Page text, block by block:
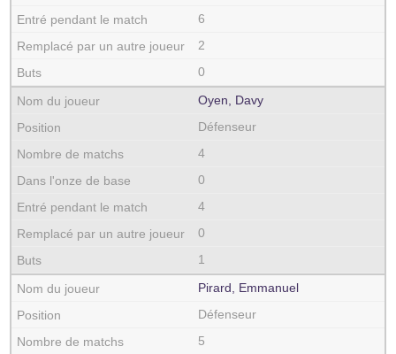
6
2
0
Oyen, Davy
Défenseur
4
0
4
0
1
Pirard, Emmanuel
Défenseur
5